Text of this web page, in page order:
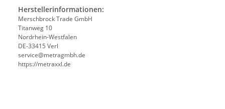
Herstellerinformationen:
Merschbrock Trade GmbH
Titanweg 10
Nordrhein-Westfalen
DE-33415 Verl
service@metragmbh.de
https://metraxxl.de